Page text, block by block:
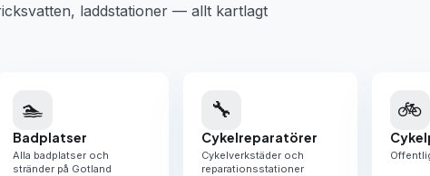
laddstationer — allt kartlagt
🏊
Badplatser
Alla badplatser och
stränder på Gotland
🔧
Cykelreparatörer
Cykelverkstäder och
reparationsstationer
🚲